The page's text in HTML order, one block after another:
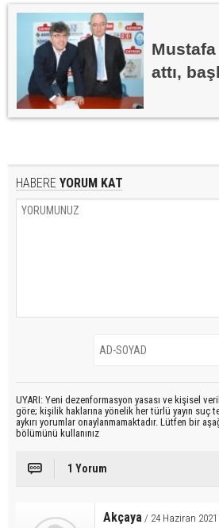
Mustafa
attı,
HABERE YORUM KAT
UYARI: Yeni dezenformasyon yasası ve kişisel
göre; kişilik haklarına yönelik her türlü yayın suç
aykırı yorumlar onaylanmamaktadır. Lütfen bir
bölümünü kullanınız
1 Yorum
Akçaya / 24 Haziran 2021